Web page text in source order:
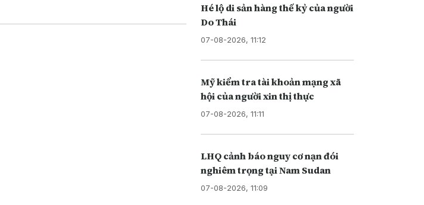
Hé lộ di sản hàng thế kỷ của người
Do Thái
07-08-2026, 11:12
Mỹ kiểm tra tài khoản mạng xã
hội của người xin thị thực
07-08-2026, 11:11
LHQ cảnh báo nguy cơ nạn đói
nghiêm trọng tại Nam Sudan
07-08-2026, 11:09